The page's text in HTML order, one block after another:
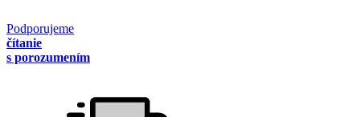
Podporujeme
čítanie
s porozumením